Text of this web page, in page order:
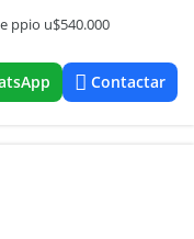
ppio u$540.000
Contactar